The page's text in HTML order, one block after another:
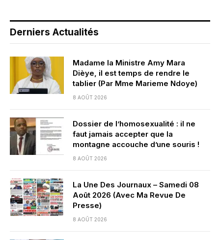
Derniers Actualités
Madame la Ministre Amy Mara
Dièye, il est temps de rendre le
tablier (Par Mme Marieme Ndoye)
8 AOÛT 2026
Dossier de l’homosexualité : il ne
faut jamais accepter que la
montagne accouche d’une souris !
8 AOÛT 2026
La Une Des Journaux – Samedi 08
Août 2026 (Avec Ma Revue De
Presse)
8 AOÛT 2026